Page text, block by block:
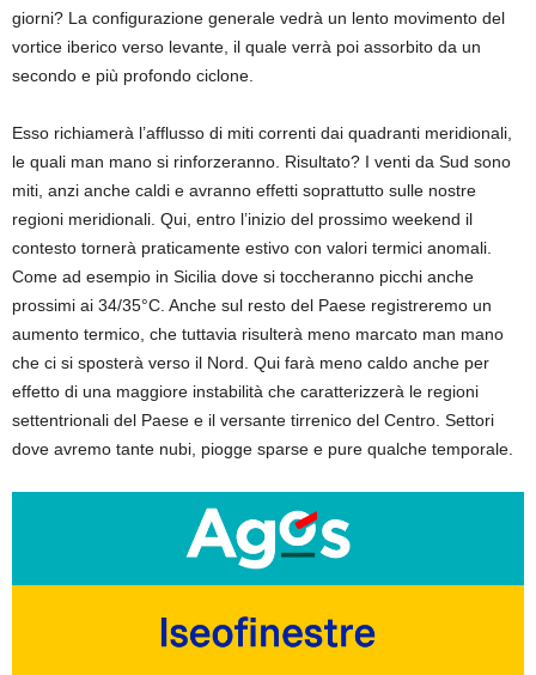
giorni? La configurazione generale vedrà un lento movimento del
vortice iberico verso levante, il quale verrà poi assorbito da un
secondo e più profondo ciclone.
Esso richiamerà l’afflusso di miti correnti dai quadranti meridionali,
le quali man mano si rinforzeranno. Risultato? I venti da Sud sono
miti, anzi anche caldi e avranno effetti soprattutto sulle nostre
regioni meridionali. Qui, entro l’inizio del prossimo weekend il
contesto tornerà praticamente estivo con valori termici anomali.
Come ad esempio in Sicilia dove si toccheranno picchi anche
prossimi ai 34/35°C. Anche sul resto del Paese registreremo un
aumento termico, che tuttavia risulterà meno marcato man mano
che ci si sposterà verso il Nord. Qui farà meno caldo anche per
effetto di una maggiore instabilità che caratterizzerà le regioni
settentrionali del Paese e il versante tirrenico del Centro. Settori
dove avremo tante nubi, piogge sparse e pure qualche temporale.